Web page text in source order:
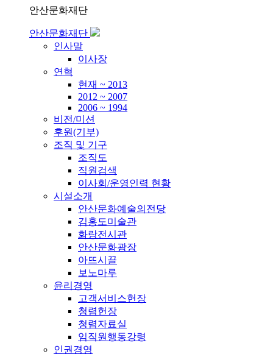
안산문화재단
안산문화재단
인사말
이사장
연혁
현재 ~ 2013
2012 ~ 2007
2006 ~ 1994
비전/미션
후원(기부)
조직 및 기구
조직도
직원검색
이사회/운영인력 현황
시설소개
안산문화예술의전당
김홍도미술관
화랑전시관
안산문화광장
아뜨시끌
보노마루
윤리경영
고객서비스헌장
청렴헌장
청렴자료실
임직원행동강령
인권경영